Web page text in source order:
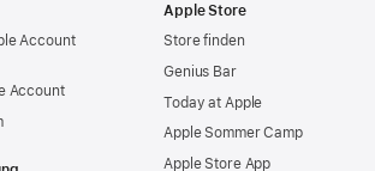
Account
Account
Apple Store
Store finden
Genius Bar
Today at Apple
Apple Sommer Camp
Apple Store App